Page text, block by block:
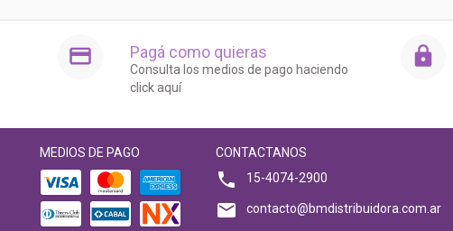
Pagá como quieras
Consulta los medios de pago haciendo
click aquí
MEDIOS DE PAGO
CONTACTANOS
15-4074-2900
contacto@bmdistribuidora.com.ar